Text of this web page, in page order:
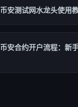
币安测试网水龙头使用
币安合约开户流程：新